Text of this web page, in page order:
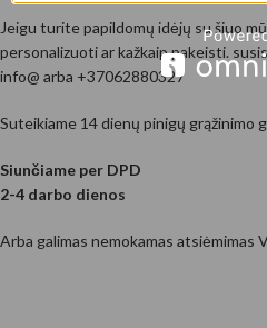
Jeigu turite papildomų idėjų su šiuo
personalizuoti ar kažkaip pakeisti.
info@ arba +37062880327
Suteikiame 14 dienų pinigų grąžinimo
Siunčiame per DPD
2-4 darbo dienos
Arba galimas nemokamas atsiėmimas